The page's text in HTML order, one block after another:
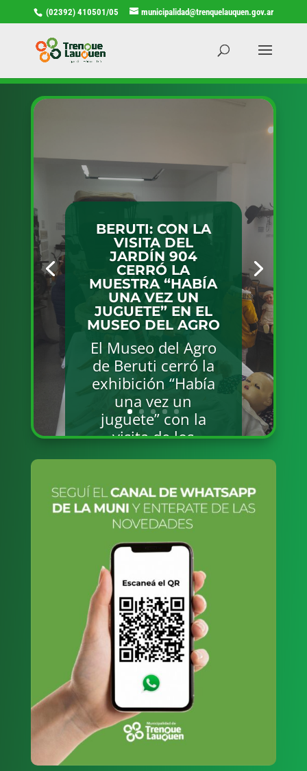
(02392) 410501/05 municipalidad@trenquelauquen.gov.ar
TRENQUE
LAUQUEN SERÁ
SEDE DEL FORO
IMPULSO MUJER,
UN ESPACIO DE
INTERCAMBIO
SOBRE
PRODUCCIÓN Y EL
ROL DE LAS
MUJERES EN
DIFERENTES
ÁMBITOS DE LA
COMUNIDAD
El próximo lunes
10 de agosto, a las
Científico
Tecnológico el
Foro Impulso
Mujer, una
actividad que
surge a partir de
una alianza entre
la Red de Mujeres
Productivas, la
Fundación Konrad
Adenauer Stiftung
(KAS) y la
Subsecretaría de...